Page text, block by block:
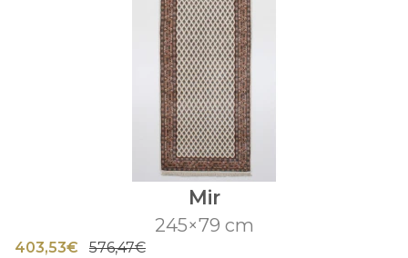
Mir
245×79 cm
403,53€
576,47€